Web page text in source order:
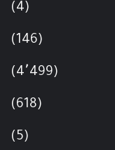
(4)
(146)
(4٬499)
(618)
(5)